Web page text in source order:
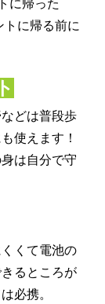
に帰った
トに帰る前に
どは普段歩
使えます！
は自分で守
くて電池の
るところが
必携。